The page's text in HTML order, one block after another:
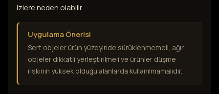
izlere neden olabilir.
Uygulama Önerisi
Sert objeler ürün yüzeyinde sürüklenmemeli, ağır
objeler dikkatli yerleştirilmeli ve ürünler düşme
riskinin yüksek olduğu alanlarda kullanılmamalıdır.